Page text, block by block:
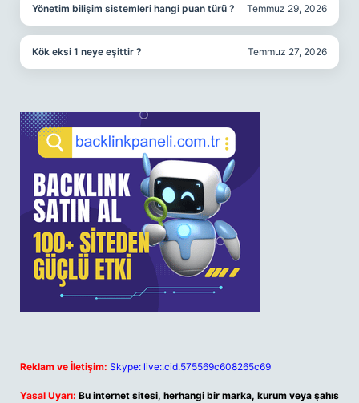
Yönetim bilişim sistemleri hangi puan türü ? Temmuz 29, 2026
Kök eksi 1 neye eşittir ? Temmuz 27, 2026
Reklam ve İletişim: Skype: live:.cid.575569c608265c69
Yasal Uyarı: Bu internet sitesi, herhangi bir marka, kurum veya şahıs